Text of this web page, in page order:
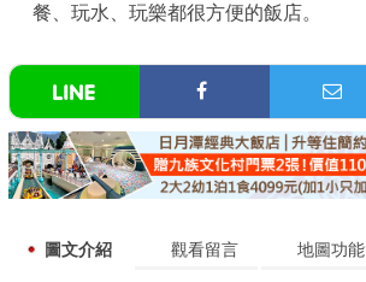
餐、玩水、玩樂都很方便的飯店。
圖文介紹 觀看留言 地圖功能